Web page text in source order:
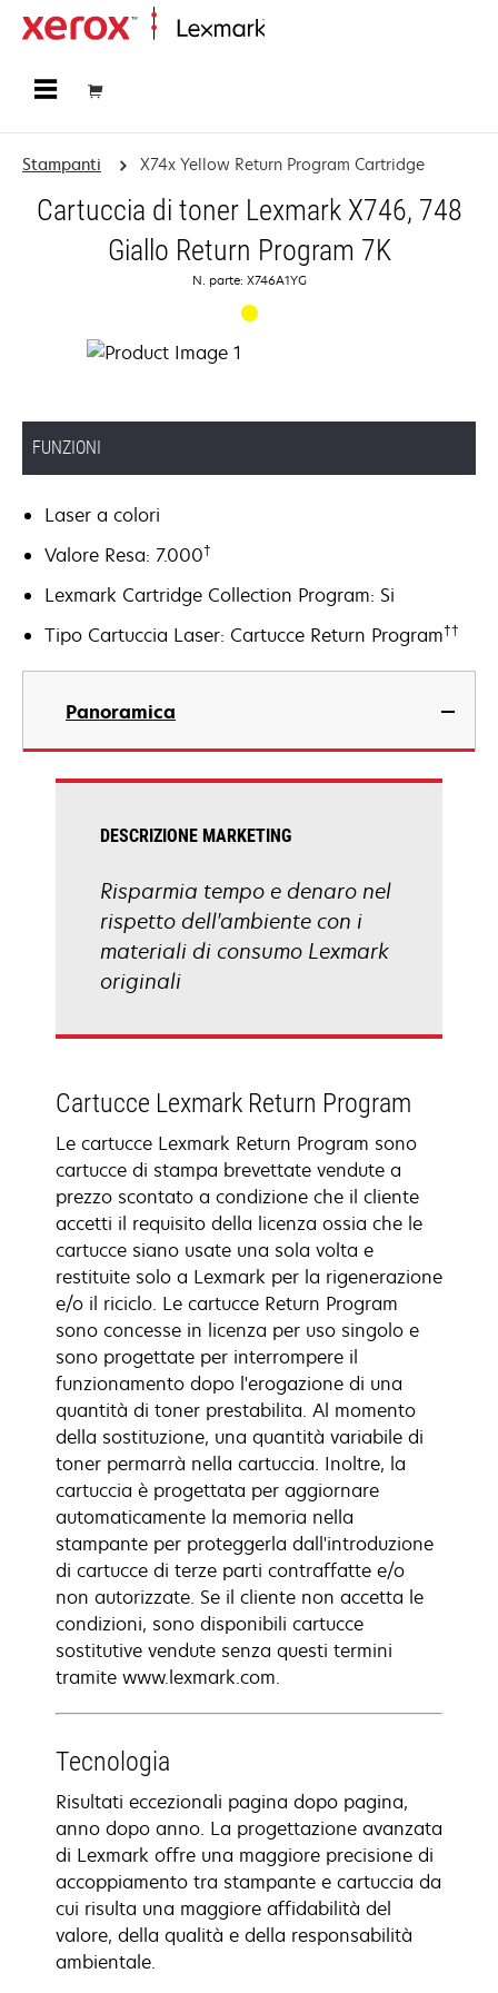
Stampanti X74x Yellow Return Program Cartridge
Cartuccia di toner Lexmark X746, 748
Giallo Return Program 7K
N. parte: X746A1YG
FUNZIONI
Laser a colori
Valore Resa: 7.000†
Lexmark Cartridge Collection Program: Si
Tipo Cartuccia Laser: Cartucce Return Program††
Panoramica
DESCRIZIONE MARKETING
Risparmia tempo e denaro nel
rispetto dell'ambiente con i
materiali di consumo Lexmark
originali
Cartucce Lexmark Return Program
Le cartucce Lexmark Return Program sono
cartucce di stampa brevettate vendute a
prezzo scontato a condizione che il cliente
accetti il requisito della licenza ossia che le
cartucce siano usate una sola volta e
restituite solo a Lexmark per la rigenerazione
e/o il riciclo. Le cartucce Return Program
sono concesse in licenza per uso singolo e
sono progettate per interrompere il
funzionamento dopo l'erogazione di una
quantità di toner prestabilita. Al momento
della sostituzione, una quantità variabile di
toner permarrà nella cartuccia. Inoltre, la
cartuccia è progettata per aggiornare
automaticamente la memoria nella
stampante per proteggerla dall'introduzione
di cartucce di terze parti contraffatte e/o
non autorizzate. Se il cliente non accetta le
condizioni, sono disponibili cartucce
sostitutive vendute senza questi termini
tramite www.lexmark.com.
Tecnologia
Risultati eccezionali pagina dopo pagina,
anno dopo anno. La progettazione avanzata
di Lexmark offre una maggiore precisione di
accoppiamento tra stampante e cartuccia da
cui risulta una maggiore affidabilità del
valore, della qualità e della responsabilità
ambientale.